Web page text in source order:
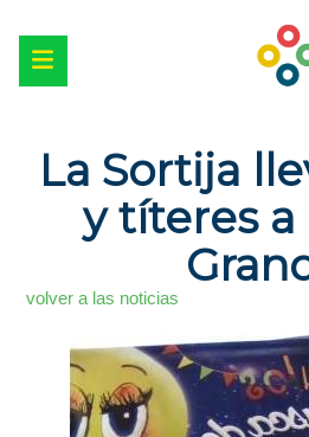
La Sortija
y títeres
volver a las noticias